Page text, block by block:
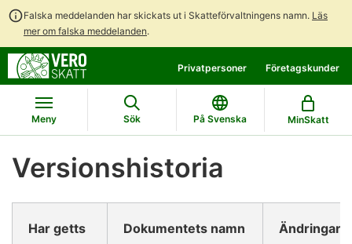
Falska meddelanden har skickats ut i Skatteförvaltningens namn. Läs
mer om falska meddelanden.
direkt
till
innehållet
till
hela
webbplatsens
sökning
Privatpersoner Företagskunder
Meny Sök På Svenska MinSkatt
Versionshistoria
Har getts Dokumentets namn Ändringar